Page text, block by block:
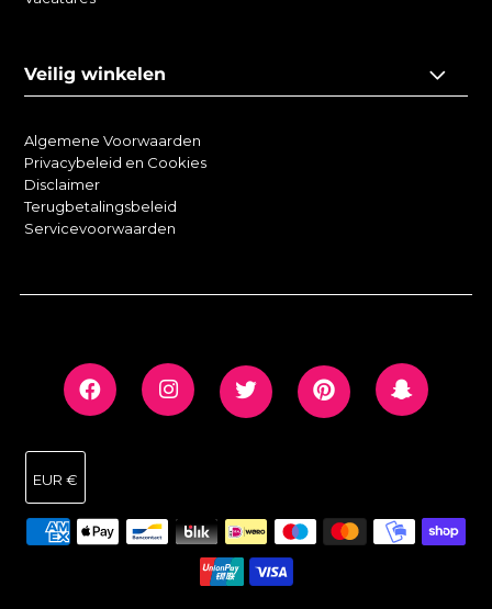
Veilig winkelen
Algemene Voorwaarden
Privacybeleid en Cookies
Disclaimer
Terugbetalingsbeleid
Servicevoorwaarden
EUR €